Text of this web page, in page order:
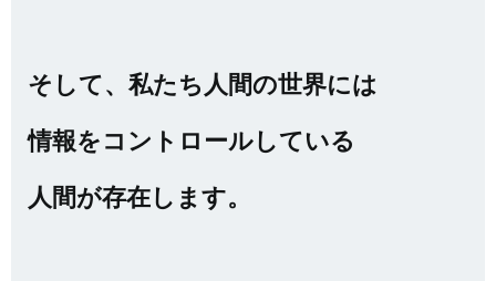
そして、私たち人間の世界には
情報をコントロールしている
人間が存在します。